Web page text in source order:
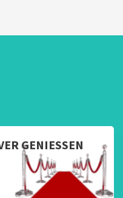
GENIESSEN